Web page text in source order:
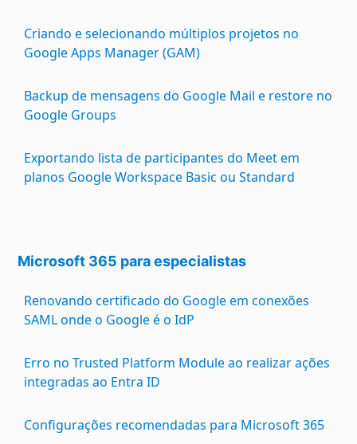
Criando e selecionando múltiplos projetos no
Google Apps Manager (GAM)
Backup de mensagens do Google Mail e restore no
Google Groups
Exportando lista de participantes do Meet em
planos Google Workspace Basic ou Standard
Microsoft 365 para especialistas
Renovando certificado do Google em conexões
SAML onde o Google é o IdP
Erro no Trusted Platform Module ao realizar ações
integradas ao Entra ID
Configurações recomendadas para Microsoft 365